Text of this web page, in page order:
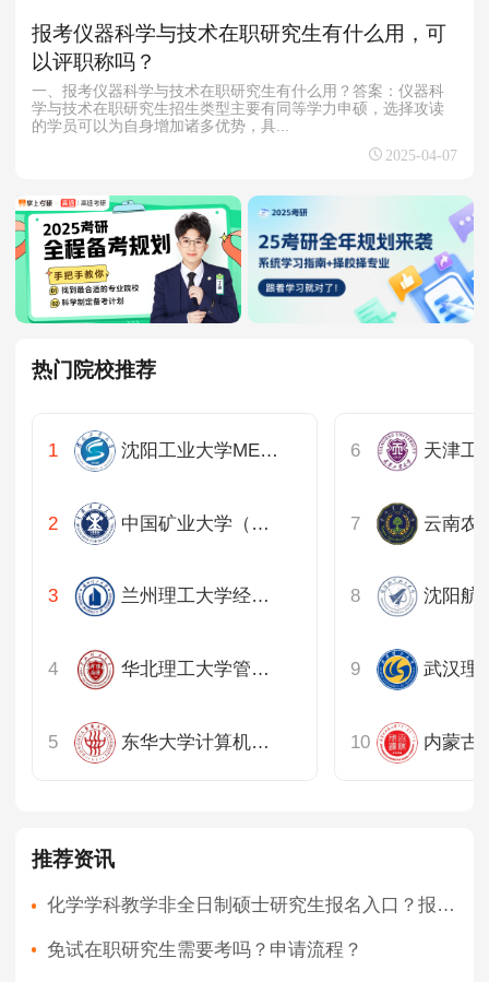
报考仪器科学与技术在职研究生有什么用，可
以评职称吗？
一、报考仪器科学与技术在职研究生有什么用？答案：仪器科
学与技术在职研究生招生类型主要有同等学力申硕，选择攻读
的学员可以为自身增加诸多优势，具...
2025-04-07
热门院校推荐
沈阳工业大学MEM教育中心
中国矿业大学（徐州）力学与建筑工程学院
兰州理工大学经济管理学院
华北理工大学管理学院
东华大学计算机科学与技术学院
云南农
沈阳航
推荐资讯
化学学科教学非全日制硕士研究生报名入口？报名须知？
免试在职研究生需要考吗？申请流程？